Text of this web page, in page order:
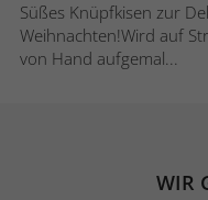
Süßes Knüpfkisen zur
Weihnachten!Wird auf
von Hand aufgemal...
WIR